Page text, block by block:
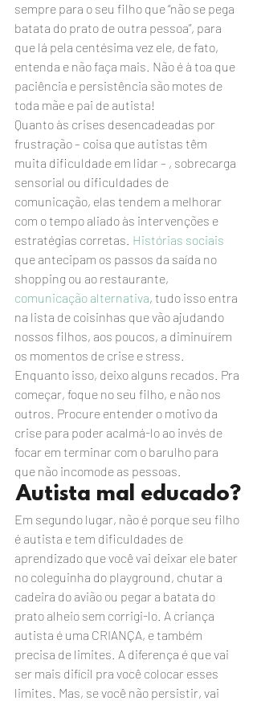
sempre para o seu filho que “não se pega
batata do prato de outra pessoa”, para
que lá pela centésima vez ele, de fato,
entenda e não faça mais. Não é à toa que
paciência e persistência são motes de
toda mãe e pai de autista!
Quanto às crises desencadeadas por
frustração – coisa que autistas têm
muita dificuldade em lidar – , sobrecarga
sensorial ou dificuldades de
comunicação, elas tendem a melhorar
com o tempo aliado às intervenções e
estratégias corretas. Histórias sociais
que antecipam os passos da saída no
shopping ou ao restaurante,
comunicação alternativa, tudo isso entra
na lista de coisinhas que vão ajudando
nossos filhos, aos poucos, a diminuírem
os momentos de crise e stress.
Enquanto isso, deixo alguns recados. Pra
começar, foque no seu filho, e não nos
outros. Procure entender o motivo da
crise para poder acalmá-lo ao invés de
focar em terminar com o barulho para
que não incomode as pessoas.
Autista mal educado?
Em segundo lugar, não é porque seu filho
é autista e tem dificuldades de
aprendizado que você vai deixar ele bater
no coleguinha do playground, chutar a
cadeira do avião ou pegar a batata do
prato alheio sem corrigi-lo. A criança
autista é uma CRIANÇA, e também
precisa de limites. A diferença é que vai
ser mais difícil pra você colocar esses
limites. Mas, se você não persistir, vai